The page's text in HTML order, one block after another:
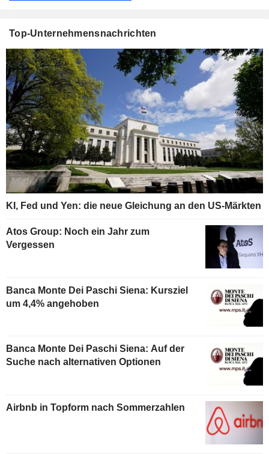
Top-Unternehmensnachrichten
KI, Fed und Yen: die neue Gleichung an den US-Märkten
Atos Group: Noch ein Jahr zum
Vergessen
Banca Monte Dei Paschi Siena: Kursziel
um 4,4% angehoben
Banca Monte Dei Paschi Siena: Auf der
Suche nach alternativen Optionen
Airbnb in Topform nach Sommerzahlen